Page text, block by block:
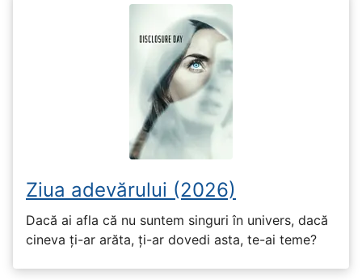
Ziua adevărului (2026)
Dacă ai afla că nu suntem singuri în univers, dacă
cineva ți-ar arăta, ți-ar dovedi asta, te-ai teme?